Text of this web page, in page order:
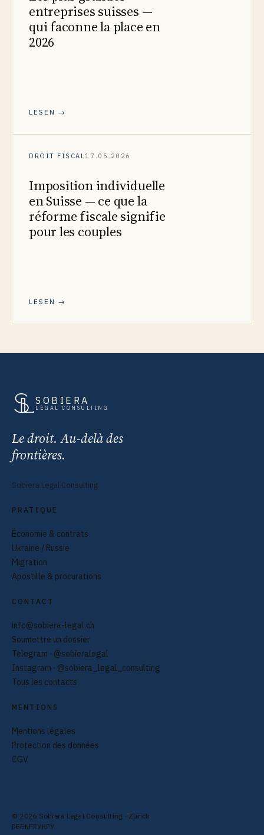
entreprises suisses —
qui faconne la place en
2026
LESEN →
DROIT FISCAL17.05.2026
Imposition individuelle
en Suisse — ce que la
réforme fiscale signifie
pour les couples
LESEN →
SOBIERA
LEGAL CONSULTING
Le droit. Au-delà des
frontières.
Sobiera Legal Consulting
PRATIQUE
Économie & contrats
Ukraine / Russie
Migration
Apostille & procurations
CONTACT
info@sobiera-legal.ch
Soumettre un dossier
Telegram · @sobieralegal
Instagram · @sobiera_legal_consulting
Tous les contacts
MENTIONS
Mentions légales
Protection des données
CGV
© 2026 Sobiera Legal Consulting · Zürich
DEENFRУКРУ